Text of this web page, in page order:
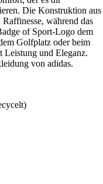
Die Konstruktion aus
während das
of Sport-Logo dem
Golfplatz oder beim
Leistung und Eleganz.
von adidas.